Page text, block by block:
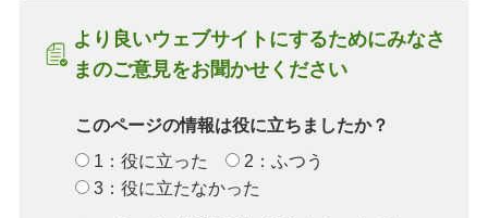
より良いウェブサイトにするためにみなさ
まのご意見をお聞かせください
このページの情報は役に立ちましたか？
1：役に立った
2：ふつう
3：役に立たなかった